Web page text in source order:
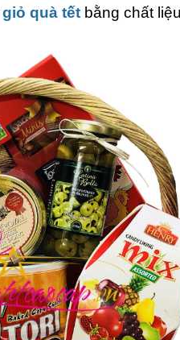
giỏ quà tếtbằng chất